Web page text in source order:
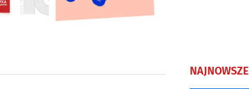
NAJNOWSZE